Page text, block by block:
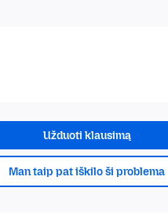
Užduoti klausimą
Man taip pat iškilo ši problema